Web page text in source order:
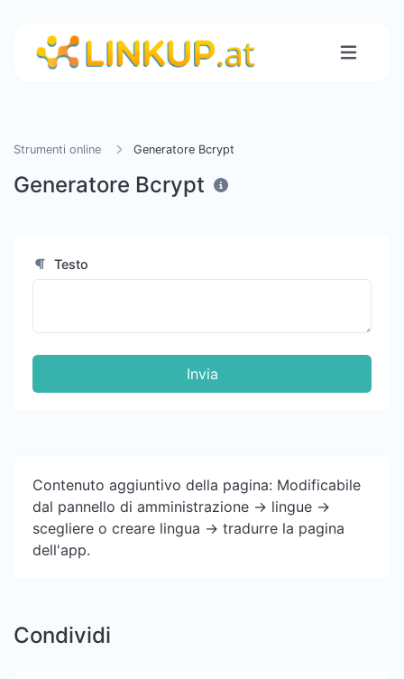
Strumenti online Generatore Bcrypt
Generatore Bcrypt
Testo
Invia
Contenuto aggiuntivo della pagina: Modificabile
dal pannello di amministrazione -> lingue ->
scegliere o creare lingua -> tradurre la pagina
dell'app.
Condividi